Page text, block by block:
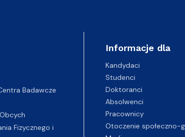
Badawcze
Fizycznego i
Informacje dla
Kandydaci
Studenci
Doktoranci
Absolwenci
Pracownicy
Otoczenie społeczno-